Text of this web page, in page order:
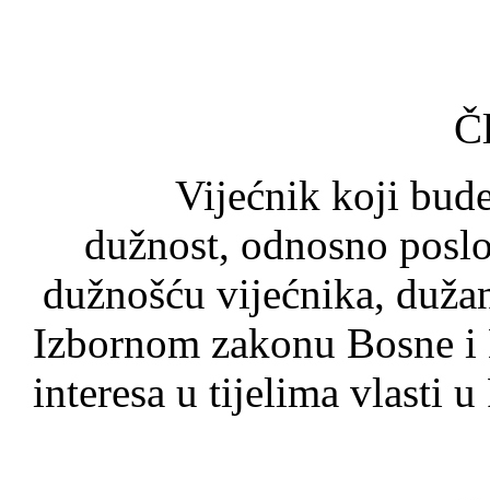
Vijećnik koji bude
dužnost, odnosno
dužnošću vijećnika,
Izbornom zakonu Bosne
interesa u tijelima vlasti